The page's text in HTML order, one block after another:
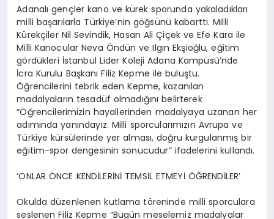
Adanalı gençler kano ve kürek sporunda yakaladıkları
milli başarılarla Türkiye’nin göğsünü kabarttı. Milli
Kürekçiler Nil Sevindik, Hasan Ali Çiçek ve Efe Kara ile
Milli Kanocular Neva Öndün ve Ilgın Ekşioğlu, eğitim
gördükleri İstanbul Lider Koleji Adana Kampüsü’nde
İcra Kurulu Başkanı Filiz Kepme ile buluştu.
Öğrencilerini tebrik eden Kepme, kazanılan
madalyaların tesadüf olmadığını belirterek
“Öğrencilerimizin hayallerinden madalyaya uzanan her
adımında yanındayız. Milli sporcularımızın Avrupa ve
Türkiye kürsülerinde yer alması, doğru kurgulanmış bir
eğitim-spor dengesinin sonucudur” ifadelerini kullandı.
‘ONLAR ÖNCE KENDİLERİNİ TEMSİL ETMEYİ ÖĞRENDİLER’
Okulda düzenlenen kutlama töreninde milli sporculara
seslenen Filiz Kepme “Bugün meselemiz madalyalar